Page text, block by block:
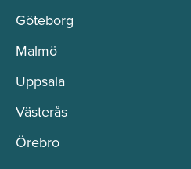
Göteborg
Malmö
Uppsala
Västerås
Örebro